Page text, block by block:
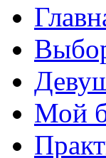
Мой